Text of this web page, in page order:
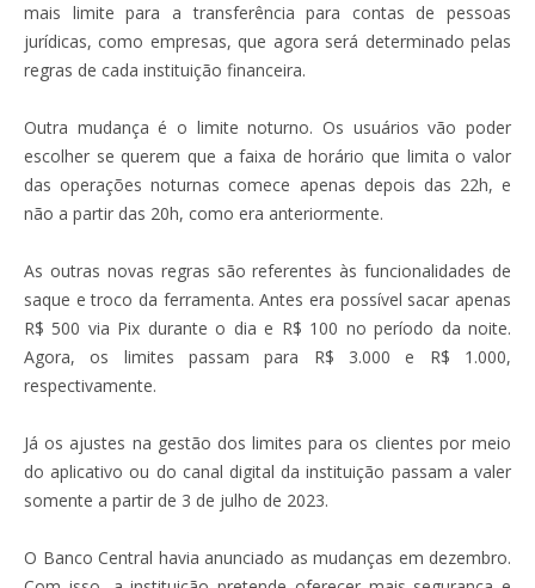
mais limite para a transferência para contas de pessoas
jurídicas, como empresas, que agora será determinado pelas
regras de cada instituição financeira.
Outra mudança é o limite noturno. Os usuários vão poder
escolher se querem que a faixa de horário que limita o valor
das operações noturnas comece apenas depois das 22h, e
não a partir das 20h, como era anteriormente.
As outras novas regras são referentes às funcionalidades de
saque e troco da ferramenta. Antes era possível sacar apenas
R$ 500 via Pix durante o dia e R$ 100 no período da noite.
Agora, os limites passam para R$ 3.000 e R$ 1.000,
respectivamente.
Já os ajustes na gestão dos limites para os clientes por meio
do aplicativo ou do canal digital da instituição passam a valer
somente a partir de 3 de julho de 2023.
O Banco Central havia anunciado as mudanças em dezembro.